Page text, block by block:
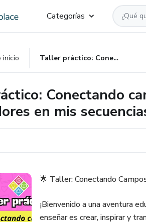
Categorías
inicio Taller práctico: Conectando campos formativos y ejes articuladores en mis secuencias didácticas
Conectando
en mis
🌟 Taller: Conectando
¡Bienvenido a una aventura
enseñar es crear, inspirar y